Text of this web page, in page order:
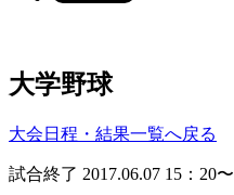
大学野球
大会日程・結果一覧へ戻る
試合終了 2017.06.07 15：20〜